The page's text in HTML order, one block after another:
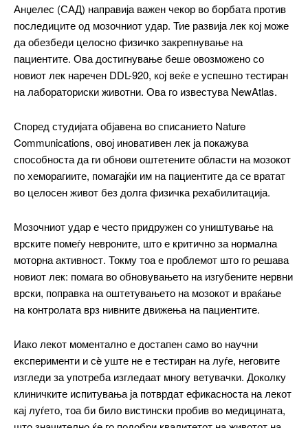
━ pricing plans
Free
/ forever
Анџелес (САД) направија важен чекор во борбата против
последиците од мозочниот удар. Тие развија лек кој може
да обезбеди целосно физичко закрепнување на
пациентите. Ова достигнување беше овозможено со
новиот лек наречен DDL-920, кој веќе е успешно тестиран
на лабораториски животни. Ова го известува NewAtlas.
Според студијата објавена во списанието Nature
Communications, овој иновативен лек ја покажува
способноста да ги обнови оштетените области на мозокот
по хеморагиите, помагајќи им на пациентите да се вратат
во целосен живот без долга физичка рехабилитација.
Мозочниот удар е често придружен со уништување на
врските помеѓу невроните, што е критично за нормална
моторна активност. Токму тоа е проблемот што го решава
новиот лек: помага во обновувањето на изгубените нервни
врски, поправка на оштетувањето на мозокот и враќање
на контролата врз нивните движења на пациентите.
Иако лекот моментално е достапен само во научни
експерименти и сè уште не е тестиран на луѓе, неговите
изгледи за употреба изгледаат многу ветувачки. Доколку
клиничките испитувања ја потврдат ефикасноста на лекот
кај луѓето, тоа би било вистински пробив во медицината,